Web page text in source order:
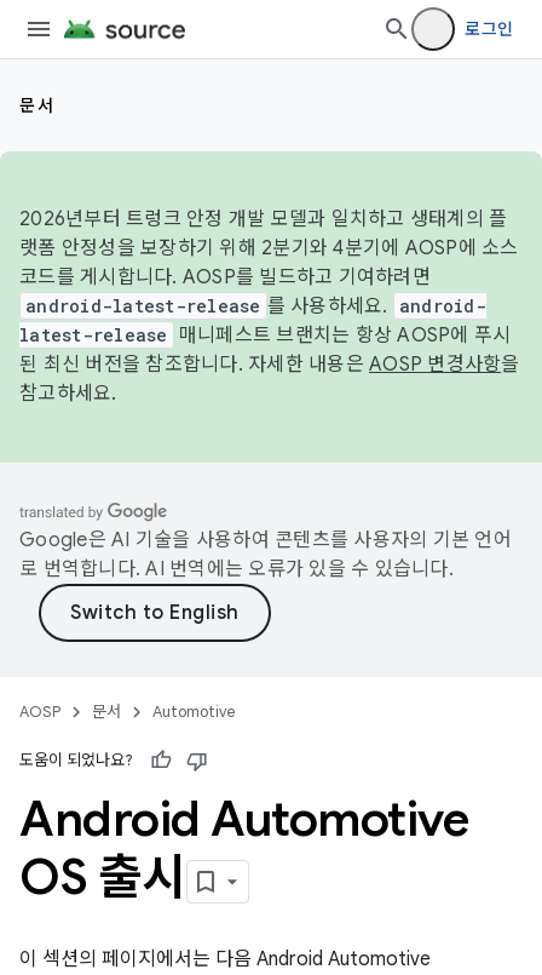
로그인
문서
2026년부터 트렁크 안정 개발 모델과 일치하고 생태계의 플
랫폼 안정성을 보장하기 위해 2분기와 4분기에 AOSP에 소스
코드를 게시합니다. AOSP를 빌드하고 기여하려면
android-latest-release 를 사용하세요.
android-
latest-release
매니페스트 브랜치는 항상 AOSP에 푸시
된 최신 버전을 참조합니다. 자세한 내용은 AOSP 변경사항을
참고하세요.
Google은 AI 기술을 사용하여 콘텐츠를 사용자의 기본 언어
로 번역합니다. AI 번역에는 오류가 있을 수 있습니다.
AOSP 문서 Automotive
도움이 되었나요?
Android Automotive
OS 출시
이 섹션의 페이지에서는 다음 Android Automotive